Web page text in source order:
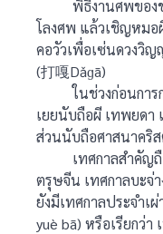
พิธีงานศพของชา
โลงศพ แล้วเชิญหมอ
คอวัวเพื่อเซ่นดวงวิ
(打嘎Dǎɡā)
ในช่วงก่อนการก่
เยยนับถือผี เทพยดา
ส่วนนับถือศาสนาคริ
เทศกาลสำคัญถือ
ตรุษจีน เทศกาลบะจ่
ยังมีเทศกาลประจำเ
yuè bā) หรือเรียกว่า